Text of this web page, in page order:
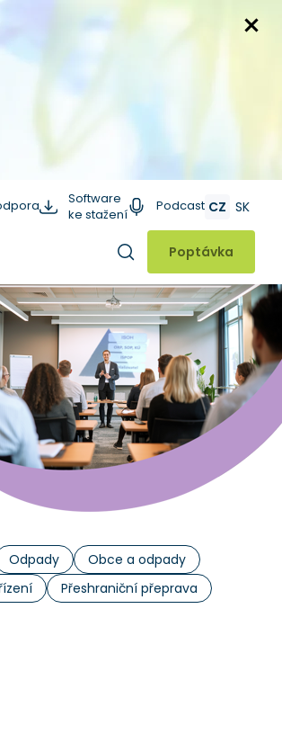
Software
ke stažení
Podcast CZ SK
Hledat
Poptávka
Odpady
Obce a odpady
Přeshraniční přeprava